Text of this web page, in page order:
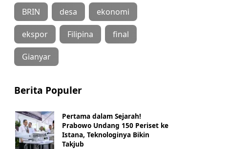
BRIN desa ekonomi
ekspor Filipina final
Gianyar
Berita Populer
Pertama dalam Sejarah!
Prabowo Undang 150 Periset ke
Istana, Teknologinya Bikin
Takjub